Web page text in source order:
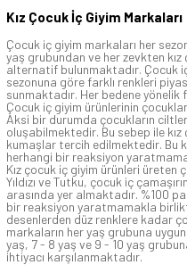
Kız Çocuk İç Giyim Markaları
Çocuk iç giyim markaları her
yaş grubundan ve her zevkten
alternatif bulunmaktadır. Çocuk
sezonuna göre farklı renkleri
sunmaktadır. Her bedene
Çocuk iç giyim ürünlerinin
Aksi bir durumda çocukların
oluşabilmektedir. Bu sebep ile kız
kumaşlar tercih edilmektedir. Bu
herhangi bir reaksiyon
Kız çocuk iç giyim ürünleri üreten
Yıldızı ve Tutku, çocuk iç
arasında yer almaktadır. %100
bir reaksiyon yaratmamakla
desenlerden düz renklere kadar
markaların her yaş grubuna
yaş, 7 - 8 yaş ve 9 - 10 yaş
ihtiyacı karşılanmaktadır.